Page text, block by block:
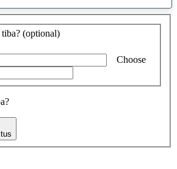
saran
ditemukan
(optional)
Choose